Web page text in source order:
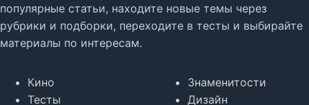
популярные статьи, находите новые темы через
рубрики и подборки, переходите в тесты и выбирайте
материалы по интересам.
Кино
Тесты
Знаменитости
Дизайн